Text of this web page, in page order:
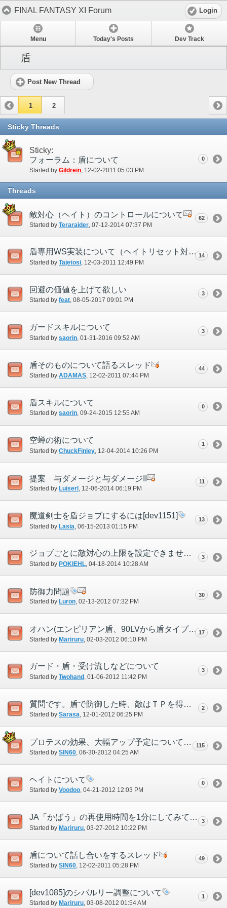
FINAL FANTASY XI Forum Login
Menu Today's Posts Dev Track
盾
Post New Thread
1 2
Sticky Threads
Sticky:
フォーラム：盾について
Started by Gildrein‎, 12-02-2011 05:03 PM
0
Threads
敵対心（ヘイト）のコントロールについて
Started by Teraraider ‎, 07-12-2014 07:37 PM
62
盾専用WS実装について（ヘイトリセット対策も）
Started by Tajetosi‎, 12-03-2011 12:49 PM
14
回避の価値を上げて欲しい
Started by feat‎, 08-05-2017 09:01 PM
3
ガードスキルについて
Started by saorin ‎, 01-31-2016 09:52 AM
3
盾そのものについて語るスレッド
Started by ADAMAS‎, 12-02-2011 07:44 PM
44
盾スキルについて
Started by saorin‎, 09-24-2015 12:55 AM
0
空蝉の術について
Started by ChuckFinley ‎, 12-04-2014 10:26 PM
1
提案 与ダメージと与ダメージII
Started by Luiserl ‎, 12-06-2014 06:19 PM
11
魔道剣士を盾ジョブにするには[dev1151]
Started by Lasia ‎, 06-15-2013 01:15 PM
13
ジョブごとに敵対心の上限を設定できませんか？
Started by POKIEHL‎, 04-18-2014 10:28 AM
3
防御力問題
Started by Luron‎, 02-13-2012 07:32 PM
30
オハン(エンピリアン盾、90LVから盾タイプ6)は今後弱体されずに済むのか
Started by Mariruru ‎, 02-03-2012 06:10 PM
17
ガード・盾・受け流しなどについて
Started by Twohand ‎, 01-06-2012 11:42 PM
3
質問です。盾で防御した時、敵はＴＰを得ますか？
Started by Sarasa‎, 12-01-2012 06:25 PM
2
プロテスの効果、大幅アップ予定について
Started by SIN60 ‎, 06-30-2012 04:25 AM
115
ヘイトについて
Started by Voodoo‎, 04-21-2012 12:03 PM
0
JA「かばう」の再使用時間を1分にしてみてはどうか
Started by Mariruru ‎, 03-27-2012 10:22 PM
3
盾について話し合いをするスレッド
Started by SIN60‎, 12-02-2011 05:28 PM
49
[dev1085]のシバルリー調整について
Started by Mariruru‎, 03-08-2012 01:54 AM
1